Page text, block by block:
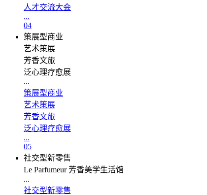
人才交流大会
...
04
策展型商业
艺术策展
芳香文旅
泛心理疗愈展
...
策展型商业
艺术策展
芳香文旅
泛心理疗愈展
...
05
社交型新零售
Le Parfumeur 芳香美学生活馆
...
社交型新零售